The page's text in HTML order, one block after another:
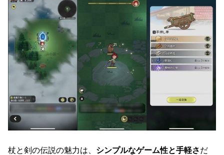
杖と剣の伝説の魅力は、 シンプルなゲーム性と手軽さだ